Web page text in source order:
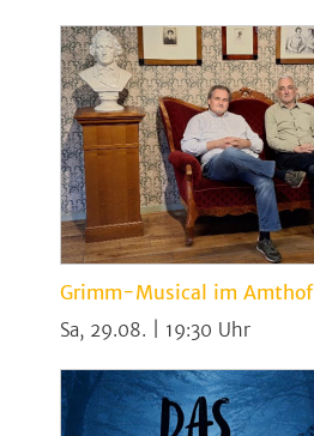
Grimm-Musical im Amthof
Sa, 29.08. | 19:30